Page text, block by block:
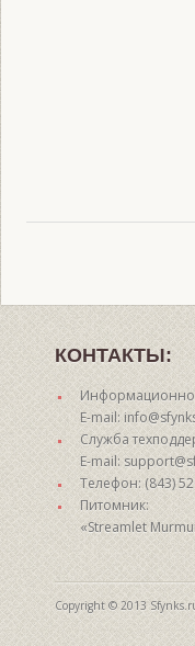
КОНТАКТЫ:
E-mail:
Служба
E-mail:
Телефон: (843)
Питомник:
«Streamlet
Copyright © 2013